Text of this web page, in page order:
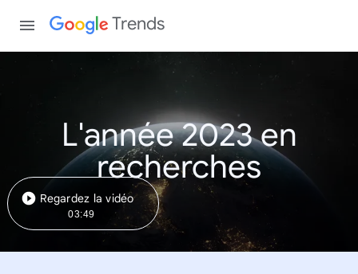
Trends
L'année 2023 en
recherches
Regardez la vidéo
03:49